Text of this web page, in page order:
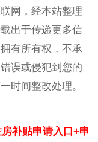
网，经本站整理
出于传递更多信
有所有权，不承
误或侵犯到您的
时间整改处理。
补贴申请入口+申